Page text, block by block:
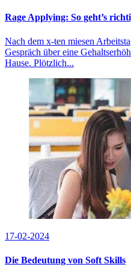
Rage Applying: So geht’s
Nach dem x-ten miesen
Gespräch über eine
Hause. Plötzlich...
17-02-2024
Die Bedeutung von Soft Skills